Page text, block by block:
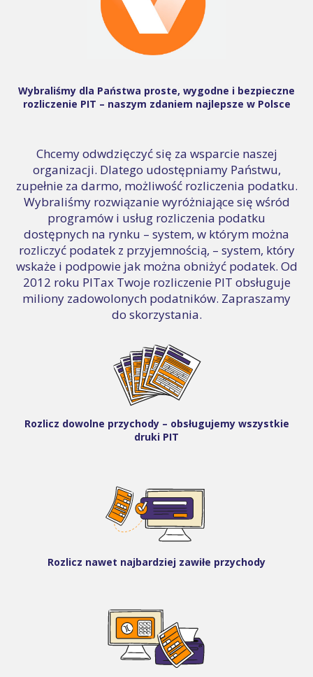
Wybraliśmy dla Państwa proste, wygodne i bezpieczne
rozliczenie PIT – naszym zdaniem najlepsze w Polsce
Chcemy odwdzięczyć się za wsparcie naszej
organizacji. Dlatego udostępniamy Państwu,
zupełnie za darmo, możliwość rozliczenia podatku.
Wybraliśmy rozwiązanie wyróżniające się wśród
programów i usług rozliczenia podatku
dostępnych na rynku – system, w którym można
rozliczyć podatek z przyjemnością, – system, który
wskaże i podpowie jak można obniżyć podatek. Od
2012 roku PITax Twoje rozliczenie PIT obsługuje
miliony zadowolonych podatników. Zapraszamy
do skorzystania.
Rozlicz dowolne przychody – obsługujemy wszystkie
druki PIT
Rozlicz nawet najbardziej zawiłe przychody